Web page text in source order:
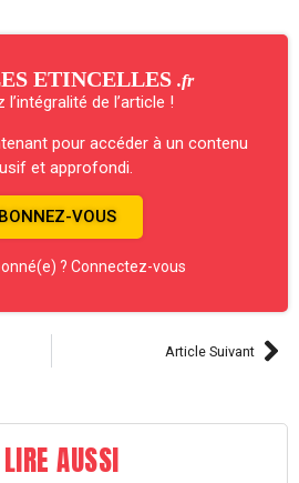
ETINCELLES .fr
l’intégralité de l’article !
pour accéder à un contenu
et approfondi.
VOUS
? Connectez-vous
Article Suivant
AUSSI